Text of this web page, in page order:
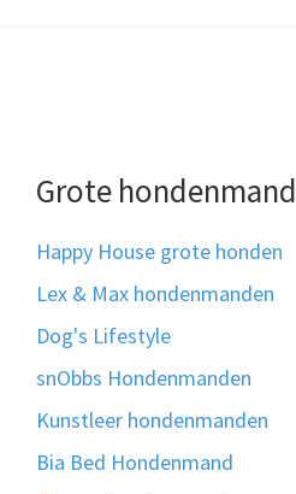
Grote hondenmand
Happy House grote honden
Lex & Max hondenmanden
Dog's Lifestyle
snObbs Hondenmanden
Kunstleer hondenmanden
Bia Bed Hondenmand